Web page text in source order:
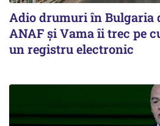
Adio drumuri în Bulgaria
ANAF și Vama îi trec pe
un registru electronic